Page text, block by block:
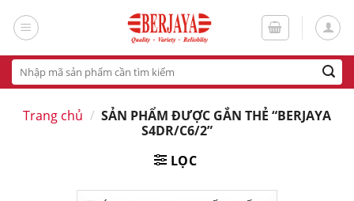
Tìm
kiếm:
Trang chủ / SẢN PHẨM ĐƯỢC GẮN THẺ “BERJAYA
S4DR/C6/2”
LỌC